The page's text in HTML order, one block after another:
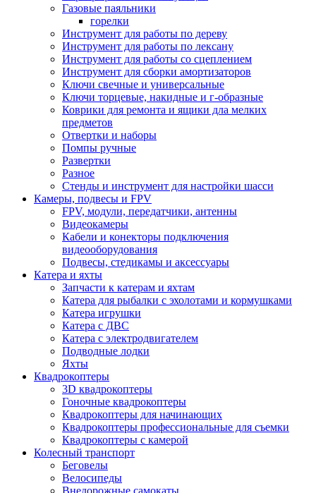
Газовые паяльники
горелки
Инструмент для работы по дереву
Инструмент для работы по лексану
Инструмент для работы со сцеплением
Инструмент для сборки амортизаторов
Ключи свечные и универсальные
Ключи торцевые, накидные и г-образные
Коврики для ремонта и ящики дла мелких
предметов
Отвертки и наборы
Помпы ручные
Развертки
Разное
Стенды и инструмент для настройки шасси
Камеры, подвесы и FPV
FPV, модули, передатчики, антенны
Видеокамеры
Кабели и конекторы подключения
видеооборудования
Подвесы, стедикамы и аксессуары
Катера и яхты
Запчасти к катерам и яхтам
Катера для рыбалки с эхолотами и кормушками
Катера игрушки
Катера с ДВС
Катера с электродвигателем
Подводные лодки
Яхты
Квадрокоптеры
3D квадрокоптеры
Гоночные квадрокоптеры
Квадрокоптеры для начинающих
Квадрокоптеры профессиональные для съемки
Квадрокоптеры с камерой
Колесный транспорт
Беговелы
Велосипеды
Внедорожные самокаты